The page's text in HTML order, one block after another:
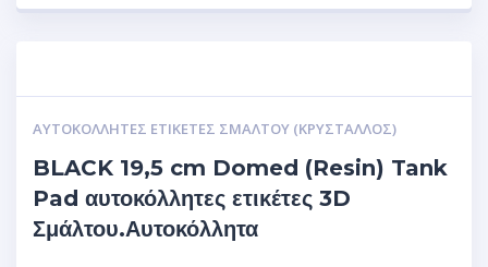
ΑΥΤΟΚΌΛΛΗΤΕΣ ΕΤΙΚΈΤΕΣ ΣΜΆΛΤΟΥ (ΚΡΥΣΤΑΛΛΟΣ)
BLACK 19,5 cm Domed (Resin) Tank
Pad αυτοκόλλητες ετικέτες 3D
Σμάλτου.Αυτοκόλλητα